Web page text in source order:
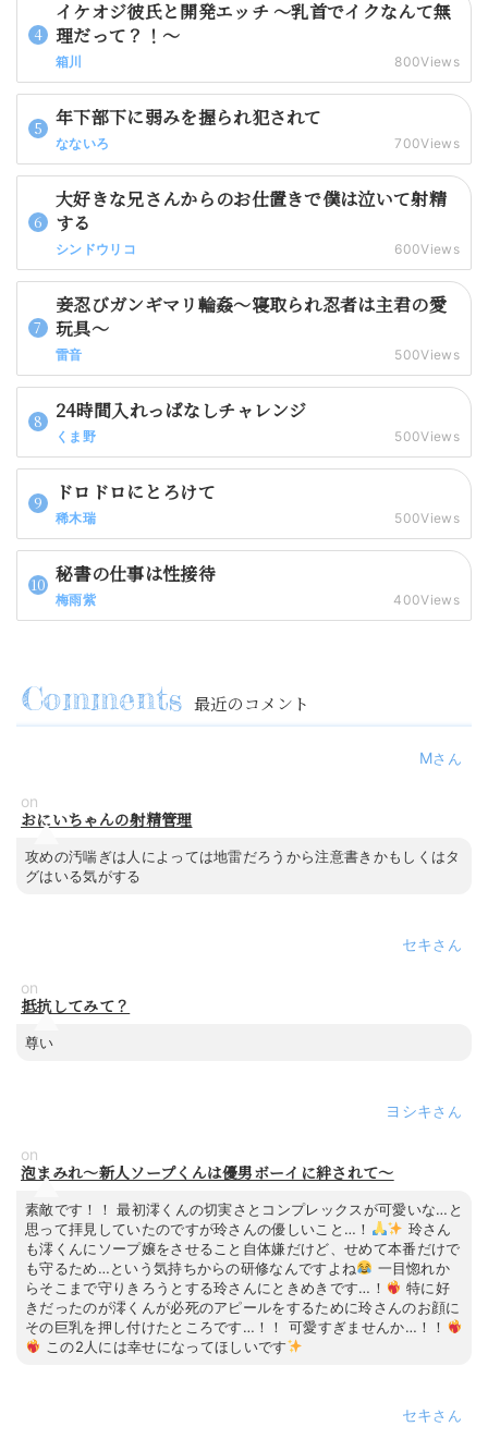
イケオジ彼氏と開発エッチ 〜乳首でイクなんて無
理だって？！〜
箱川 800Views
年下部下に弱みを握られ犯されて
なないろ 700Views
大好きな兄さんからのお仕置きで僕は泣いて射精
する
シンドウリコ 600Views
妾忍びガンギマリ輪姦～寝取られ忍者は主君の愛
玩具～
雷音 500Views
24時間入れっぱなしチャレンジ
くま野 500Views
ドロドロにとろけて
稀木瑞 500Views
秘書の仕事は性接待
梅雨紫 400Views
最近のコメント
M
on
おにいちゃんの射精管理
攻めの汚喘ぎは人によっては地雷だろうから注意書きかもしくはタ
グはいる気がする
セキ
on
抵抗してみて？
尊い
ヨシキ
on
泡まみれ～新人ソープくんは優男ボーイに絆されて～
素敵です！！ 最初澪くんの切実さとコンプレックスが可愛いな…と
思って拝見していたのですが玲さんの優しいこと…！
玲さん
も澪くんにソープ嬢をさせること自体嫌だけど、せめて本番だけで
も守るため…という気持ちからの研修なんですよね
一目惚れか
らそこまで守りきろうとする玲さんにときめきです…！
特に好
きだったのが澪くんが必死のアピールをするために玲さんのお顔に
その巨乳を押し付けたところです…！！ 可愛すぎませんか…！！
この2人には幸せになってほしいです
セキ